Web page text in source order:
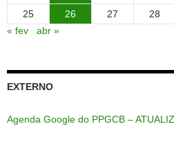
25
26 27 28
« fev
abr »
EXTERNO
Agenda Google do PPGCB –